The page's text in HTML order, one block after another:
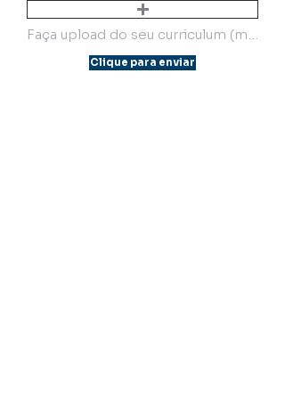
Faça upload do seu curriculum (máx. 15MB)
Clique para enviar